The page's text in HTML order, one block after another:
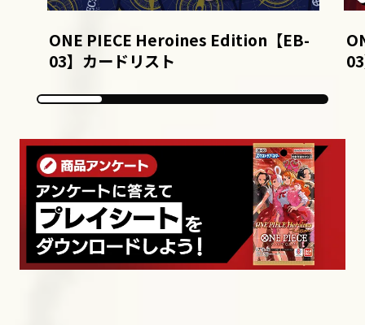
ONE PIECE Heroines Edition【EB-
03】カードリスト